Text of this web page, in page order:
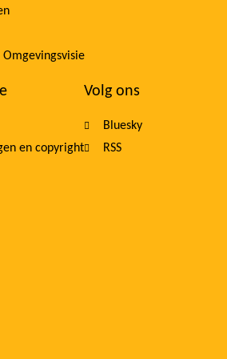
en copyright
Volg ons
Bluesky
RSS